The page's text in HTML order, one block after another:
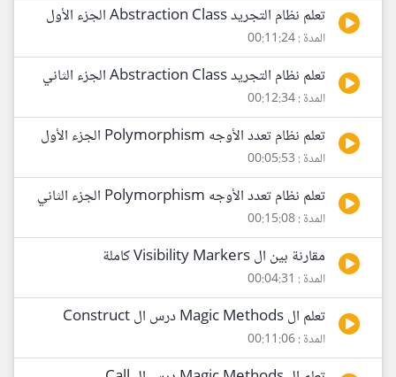
تعلم نظام التجريد Abstraction Class الجزء الأول
المدة : 00:11:24
تعلم نظام التجريد Abstraction Class الجزء الثاني
المدة : 00:12:34
تعلم نظام تعدد الأوجه Polymorphism الجزء الأول
المدة : 00:05:53
تعلم نظام تعدد الأوجه Polymorphism الجزء الثاني
المدة : 00:15:08
مقارنة بين ال Visibility Markers كاملة
المدة : 00:04:31
تعلم ال Magic Methods درس ال Construct
المدة : 00:11:06